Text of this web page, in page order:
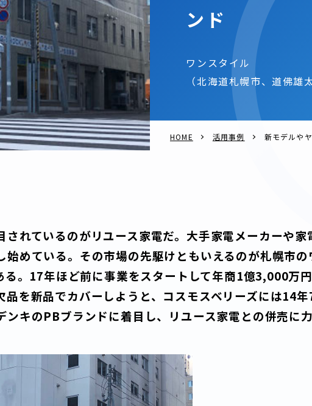
ンド
ワンスタイル
（北海道札幌市、道佛雄
HOME 活用事例
されているのがリユース家電だ。大手家電メーカーや家
始めている。その市場の先駆けともいえるのが札幌市の
。17年ほど前に事業をスタートして年商1億3,000万
品を新品でカバーしようと、コスモスベリーズには14年
ンキのPBブランドに着目し、リユース家電との併売に力